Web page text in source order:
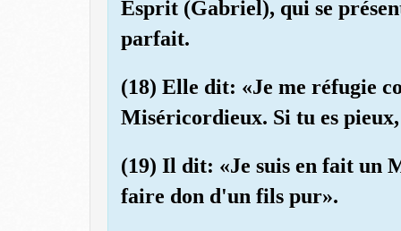
Esprit (Gabriel), qui se
parfait.
(18) Elle dit: «Je me réfugie
Miséricordieux. Si tu es
(19) Il dit: «Je suis en fait un
faire don d'un fils pur».